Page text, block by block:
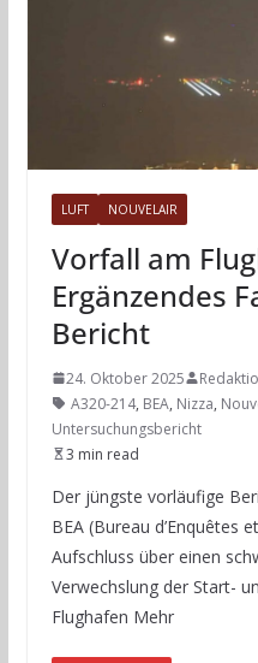
LUFT NOUVELAIR
Vorfall am
Ergänzendes
Bericht
24. Oktober 2025
A320-214, BEA, Nizza,
Untersuchungsbericht
3 min read
Der jüngste vorläufige
BEA (Bureau d’Enquêtes
Aufschluss über einen
Verwechslung der Start-
Flughafen Mehr